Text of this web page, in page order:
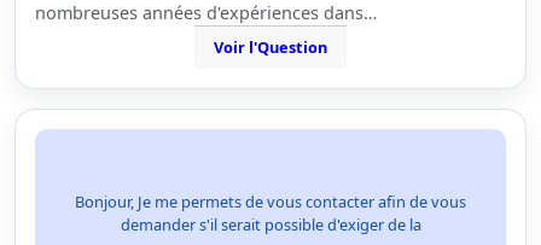
nombreuses années d'expériences dans…
Voir l'Question
Bonjour, Je me permets de vous contacter afin de vous
demander s'il serait possible d'exiger de la